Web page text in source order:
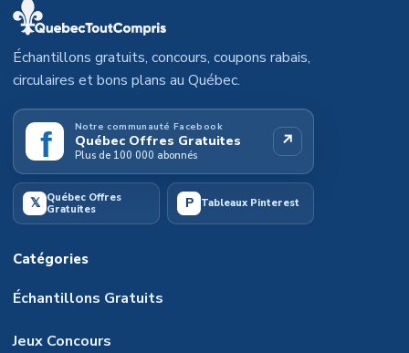
Échantillons gratuits, concours, coupons rabais,
circulaires et bons plans au Québec.
f Notre communauté Facebook
Québec Offres Gratuites
Plus de 100 000 abonnés
↗
𝕏 Québec Offres
Gratuites
P Tableaux Pinterest
Catégories
Échantillons Gratuits
Jeux Concours